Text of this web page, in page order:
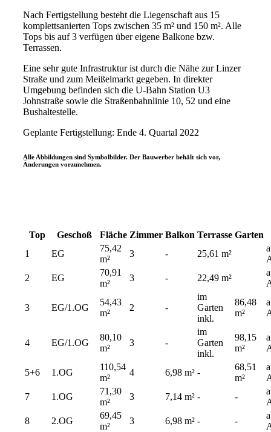
Nach Fertigstellung besteht die Liegenschaft aus 15
komplettsanierten Tops zwischen 35 m² und 150 m². Alle
Tops bis auf 3 verfügen über eigene Balkone bzw.
Terrassen.
Eine sehr gute Infrastruktur ist durch die Nähe zur Linzer
Straße und zum Meißelmarkt gegeben. In direkter
Umgebung befinden sich die U-Bahn Station U3
Johnstraße sowie die Straßenbahnlinie 10, 52 und eine
Bushaltestelle.
Geplante Fertigstellung: Ende 4. Quartal 2022
Alle Abbildungen sind Symbolbilder. Der Bauwerber behält sich vor,
Änderungen vorzunehmen.
Top Geschoß Fläche Zimmer Balkon Terrasse Garten
1
EG
75,42
m²
3 - 25,61 m²
2
EG
70,91
m²
3 - 22,49 m²
3 EG/1.OG
54,43
m²
2 -
im
Garten
inkl.
86,48
m²
4 EG/1.OG
80,10
m²
3 -
im
Garten
inkl.
98,15
m²
5+6 1.OG
110,54
m²
4 6,98 m² -
68,51
m²
7
1.OG
71,30
m²
3 7,14 m² - -
8
2.OG
69,45
m²
3 6,98 m² - -